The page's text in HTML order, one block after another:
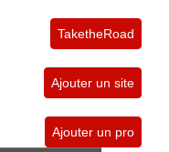
TaketheRoad
Ajouter un site
Ajouter un pro